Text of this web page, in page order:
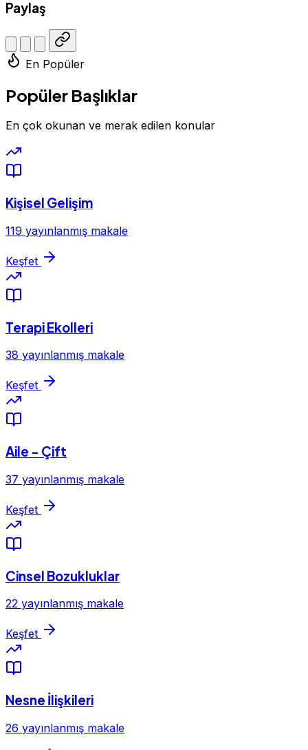
Paylaş
En Popüler
Popüler Başlıklar
En çok okunan ve merak edilen konular
Kişisel Gelişim
119 yayınlanmış makale
Keşfet
Terapi Ekolleri
38 yayınlanmış makale
Keşfet
Aile - Çift
37 yayınlanmış makale
Keşfet
Cinsel Bozukluklar
22 yayınlanmış makale
Keşfet
Nesne İlişkileri
26 yayınlanmış makale